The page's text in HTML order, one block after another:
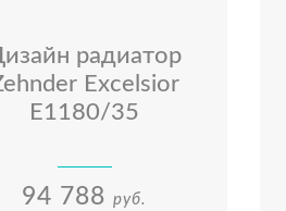
радиатор
Excelsior
E1180/35
94 788руб.